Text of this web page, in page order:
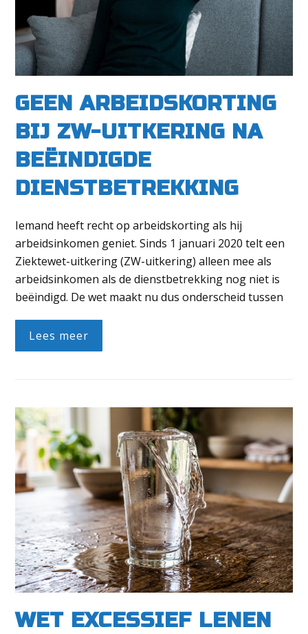
GEEN ARBEIDSKORTING
BIJ ZW-UITKERING NA
BEËINDIGDE
DIENSTBETREKKING
Iemand heeft recht op arbeidskorting als hij
arbeidsinkomen geniet. Sinds 1 januari 2020 telt een
Ziektewet-uitkering (ZW-uitkering) alleen mee als
arbeidsinkomen als de dienstbetrekking nog niet is
beëindigd. De wet maakt nu dus onderscheid tussen
Lees meer
WET EXCESSIEF LENEN